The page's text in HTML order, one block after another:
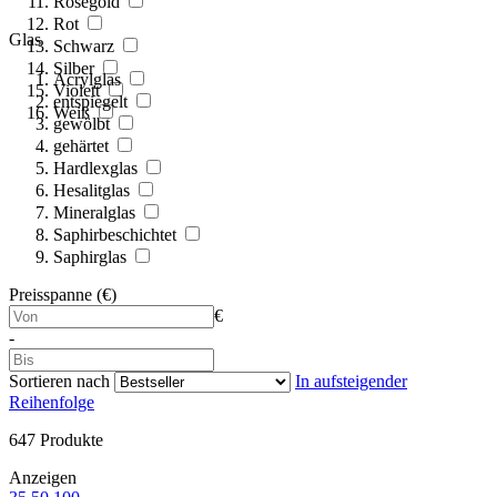
Rot
Schwarz
Silber
Violett
Weiß
Glas
Acrylglas
entspiegelt
gewölbt
gehärtet
Hardlexglas
Hesalitglas
Mineralglas
Saphirbeschichtet
Saphirglas
Preisspanne (€)
€
-
Sortieren nach
In aufsteigender
Reihenfolge
647 Produkte
Anzeigen